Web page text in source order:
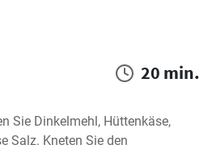
20 min.
Sie Dinkelmehl, Hüttenkäse,
Salz. Kneten Sie den